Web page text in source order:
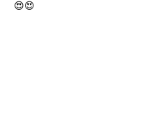
😍😍